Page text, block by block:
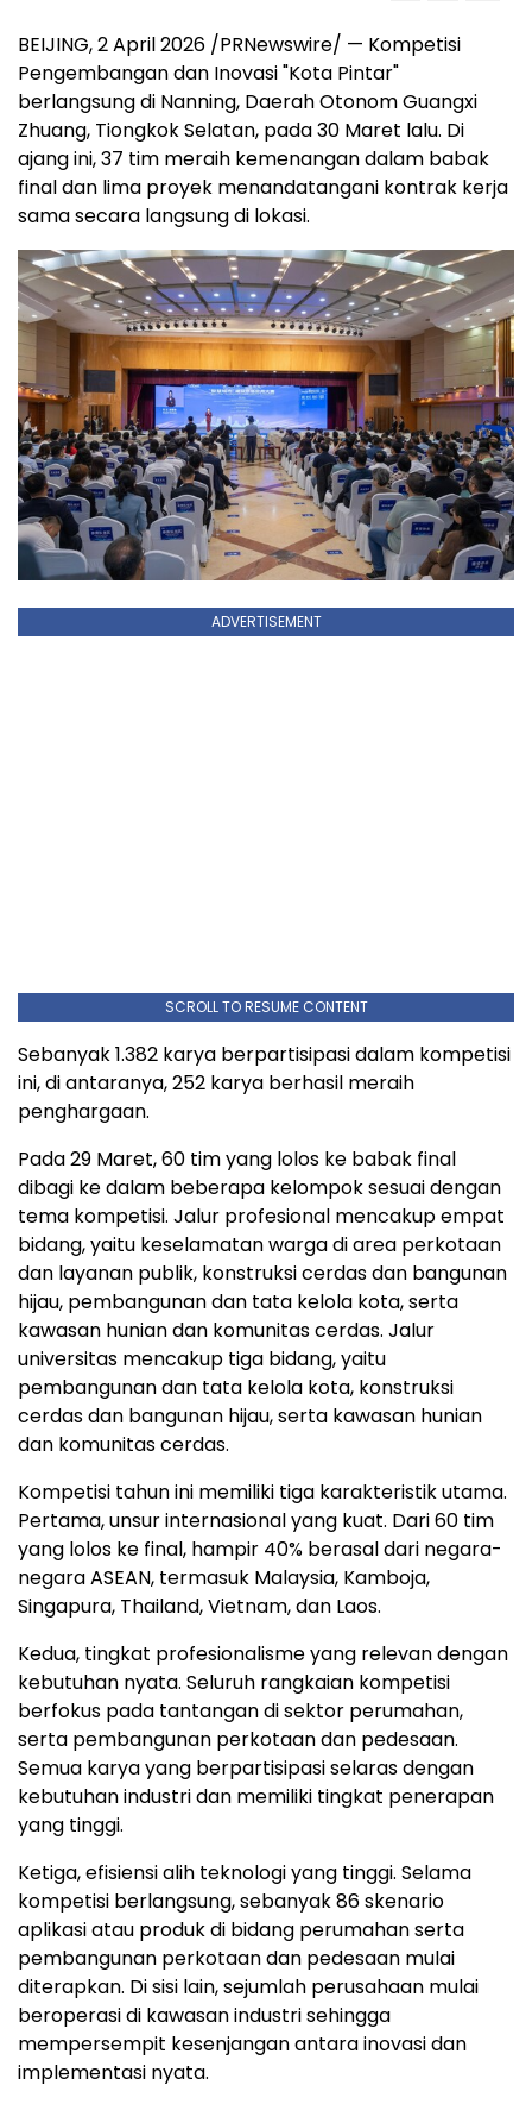
BEIJING,2 April 2026 /PRNewswire/ — Kompetisi
Pengembangan dan Inovasi "Kota Pintar"
berlangsung di Nanning, Daerah Otonom Guangxi
Zhuang, Tiongkok Selatan, pada 30 Maret lalu. Di
ajang ini, 37 tim meraih kemenangan dalam babak
final dan lima proyek menandatangani kontrak kerja
sama secara langsung di lokasi.
ADVERTISEMENT
SCROLL TO RESUME CONTENT
Sebanyak 1.382 karya berpartisipasi dalam kompetisi
ini, di antaranya, 252 karya berhasil meraih
penghargaan.
Pada 29 Maret, 60 tim yang lolos ke babak final
dibagi ke dalam beberapa kelompok sesuai dengan
tema kompetisi. Jalur profesional mencakup empat
bidang, yaitu keselamatan warga di area perkotaan
dan layanan publik, konstruksi cerdas dan bangunan
hijau, pembangunan dan tata kelola kota, serta
kawasan hunian dan komunitas cerdas. Jalur
universitas mencakup tiga bidang, yaitu
pembangunan dan tata kelola kota, konstruksi
cerdas dan bangunan hijau, serta kawasan hunian
dan komunitas cerdas.
Kompetisi tahun ini memiliki tiga karakteristik utama.
Pertama, unsur internasional yang kuat. Dari 60 tim
yang lolos ke final, hampir 40% berasal dari negara-
negara ASEAN, termasuk Malaysia, Kamboja,
Singapura, Thailand, Vietnam, dan Laos.
Kedua, tingkat profesionalisme yang relevan dengan
kebutuhan nyata. Seluruh rangkaian kompetisi
berfokus pada tantangan di sektor perumahan,
serta pembangunan perkotaan dan pedesaan.
Semua karya yang berpartisipasi selaras dengan
kebutuhan industri dan memiliki tingkat penerapan
yang tinggi.
Ketiga, efisiensi alih teknologi yang tinggi. Selama
kompetisi berlangsung, sebanyak 86 skenario
aplikasi atau produk di bidang perumahan serta
pembangunan perkotaan dan pedesaan mulai
diterapkan. Di sisi lain, sejumlah perusahaan mulai
beroperasi di kawasan industri sehingga
mempersempit kesenjangan antara inovasi dan
implementasi nyata.